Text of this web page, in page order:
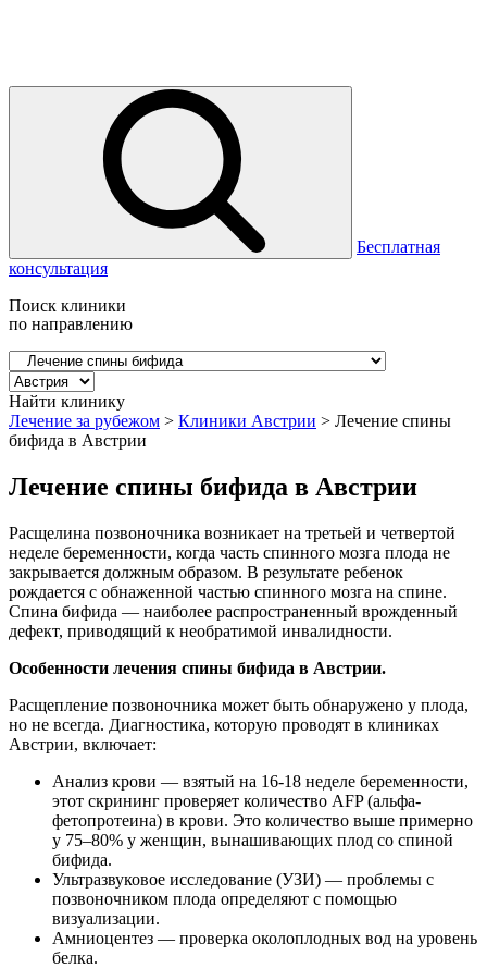
Бесплатная
консультация
Поиск клиники
по направлению
Найти клинику
Лечение за рубежом > Клиники Австрии > Лечение спины
бифида в Австрии
Лечение спины бифида в Австрии
Расщелина позвоночника возникает на третьей и четвертой
неделе беременности, когда часть спинного мозга плода не
закрывается должным образом. В результате ребенок
рождается с обнаженной частью спинного мозга на спине.
Спина бифида — наиболее распространенный врожденный
дефект, приводящий к необратимой инвалидности.
Особенности лечения спины бифида в Австрии.
Расщепление позвоночника может быть обнаружено у плода,
но не всегда. Диагностика, которую проводят в клиниках
Австрии, включает:
Анализ крови — взятый на 16-18 неделе беременности,
этот скрининг проверяет количество AFP (альфа-
фетопротеина) в крови. Это количество выше примерно
у 75–80% у женщин, вынашивающих плод со спиной
бифида.
Ультразвуковое исследование (УЗИ) — проблемы с
позвоночником плода определяют с помощью
визуализации.
Амниоцентез — проверка околоплодных вод на уровень
белка.